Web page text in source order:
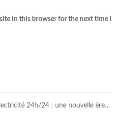
in this browser for the next time I
24h/24 : une nouvelle ère…